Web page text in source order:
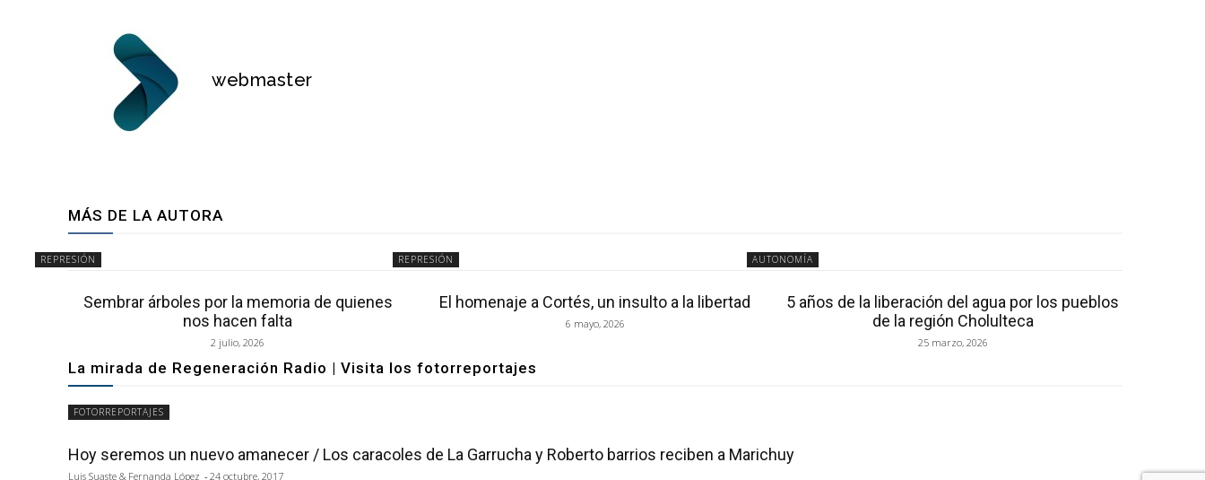
webmaster
MÁS DE LA AUTORA
REPRESIÓN
Sembrar árboles por la memoria de quienes
nos hacen falta
2 julio, 2026
REPRESIÓN
El homenaje a Cortés, un insulto a la libertad
6 mayo, 2026
AUTONOMÍA
5 años de la liberación del agua por los pueblos
de la región Cholulteca
25 marzo, 2026
La mirada de Regeneración Radio | Visita los fotorreportajes
FOTORREPORTAJES
Hoy seremos un nuevo amanecer / Los caracoles de La Garrucha y Roberto barrios reciben a Marichuy
Luis Suaste & Fernanda López - 24 octubre, 2017